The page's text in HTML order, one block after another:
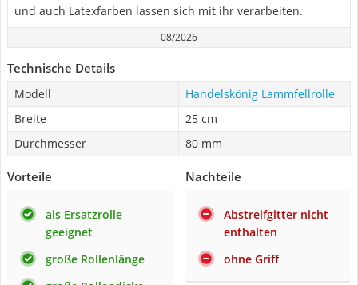
und auch Latexfarben lassen sich mit ihr verarbeiten.
08/2026
Technische Details
Modell
Handelskönig Lammfellrolle
Breite
25 cm
Durchmesser
80 mm
Vorteile
als Ersatzrolle
geeignet
große Rollenlänge
Nachteile
Abstreifgitter nicht
enthalten
ohne Griff